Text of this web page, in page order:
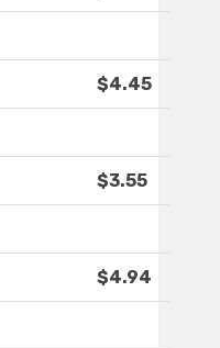
$4.45
$3.55
$4.94